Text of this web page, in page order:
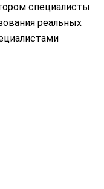
специалисты
реальных